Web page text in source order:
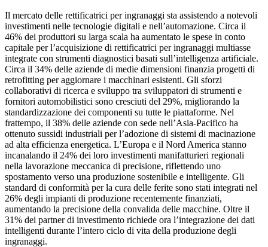
Il mercato delle rettificatrici per ingranaggi sta assistendo a notevoli
investimenti nelle tecnologie digitali e nell’automazione. Circa il
46% dei produttori su larga scala ha aumentato le spese in conto
capitale per l’acquisizione di rettificatrici per ingranaggi multiasse
integrate con strumenti diagnostici basati sull’intelligenza artificiale.
Circa il 34% delle aziende di medie dimensioni finanzia progetti di
retrofitting per aggiornare i macchinari esistenti. Gli sforzi
collaborativi di ricerca e sviluppo tra sviluppatori di strumenti e
fornitori automobilistici sono cresciuti del 29%, migliorando la
standardizzazione dei componenti su tutte le piattaforme. Nel
frattempo, il 38% delle aziende con sede nell’Asia-Pacifico ha
ottenuto sussidi industriali per l’adozione di sistemi di macinazione
ad alta efficienza energetica. L’Europa e il Nord America stanno
incanalando il 24% dei loro investimenti manifatturieri regionali
nella lavorazione meccanica di precisione, riflettendo uno
spostamento verso una produzione sostenibile e intelligente. Gli
standard di conformità per la cura delle ferite sono stati integrati nel
26% degli impianti di produzione recentemente finanziati,
aumentando la precisione della convalida delle macchine. Oltre il
31% dei partner di investimento richiede ora l’integrazione dei dati
intelligenti durante l’intero ciclo di vita della produzione degli
ingranaggi.